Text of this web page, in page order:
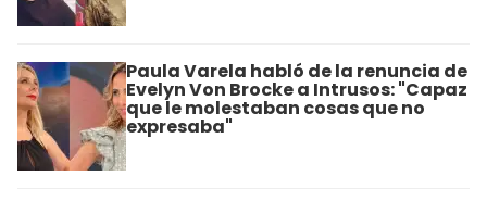
Paula Varela habló de la renuncia de
Evelyn Von Brocke a Intrusos: "Capaz
que le molestaban cosas que no
expresaba"